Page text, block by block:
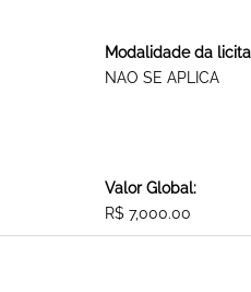
Modalidade da
NAO SE APLICA
Valor Global:
R$ 7,000.00